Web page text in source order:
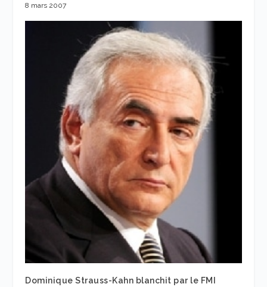
8 mars 2007
Dominique Strauss-Kahn blanchit par le FMI